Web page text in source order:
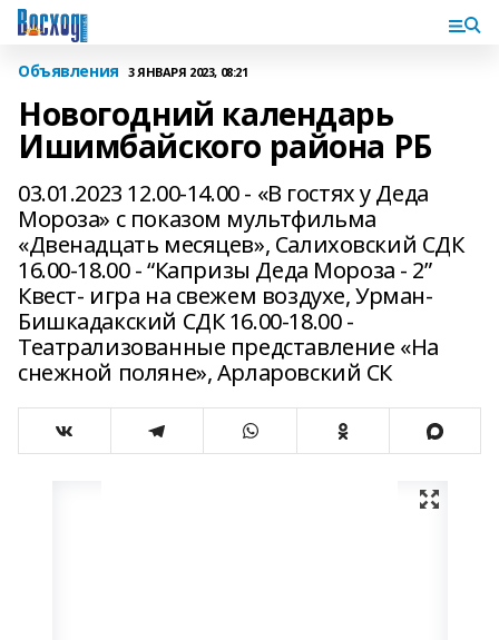
Объявления 3 ЯНВАРЯ 2023, 08:21
Новогодний календарь
Ишимбайского района РБ
03.01.2023 12.00-14.00 - «В гостях у Деда
Мороза» с показом мультфильма
«Двенадцать месяцев», Салиховский СДК
16.00-18.00 - “Капризы Деда Мороза - 2”
Квест- игра на свежем воздухе, Урман-
Бишкадакский СДК 16.00-18.00 -
Театрализованные представление «На
снежной поляне», Арларовский СК